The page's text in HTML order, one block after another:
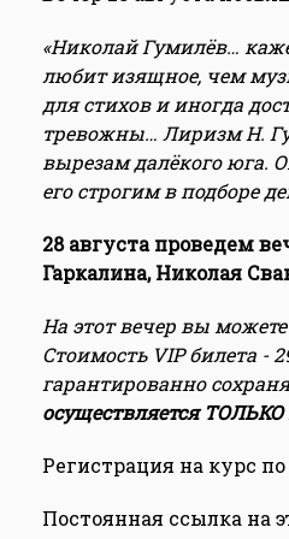
«Николай Гумилёв…
любит изящное, чем
для стихов и иногда
тревожны… Лиризм Н.
вырезам далёкого юга.
его строгим в подборе
28 августа проведем
Гаркалина, Николая
На этот вечер вы
Стоимость VIP билета -
гарантированно
осуществляется
Регистрация на курс по
Постоянная ссылка на